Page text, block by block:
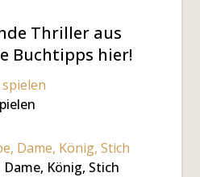
Thriller aus
Buchtipps hier!
König, Stich